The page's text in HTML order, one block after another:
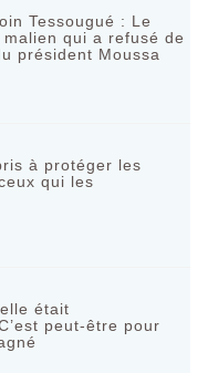
Tessougué : Le
qui a refusé de
président Moussa
à protéger les
qui les
était
peut-être pour